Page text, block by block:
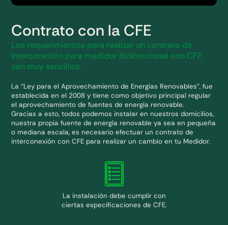
Contrato con la CFE
Los requerimientos para realizar un contrato de
interconexión para medidor Bidireccional con CFE
son muy sencillos:
La “Ley para el Aprovechamiento de Energías Renovables”, fue
establecida en el 2008 y tiene como objetivo principal regular
el aprovechamiento de fuentes de energía renovable.
Gracias a esto, todos podemos instalar en nuestros domicilios,
nuestra propia fuente de energía renovable ya sea en pequeña
o mediana escala, es necesario efectuar un contrato de
interconexión con CFE para realizar un cambio en tu Medidor.
La instalación debe cumplir con
ciertas especificaciones de CFE.